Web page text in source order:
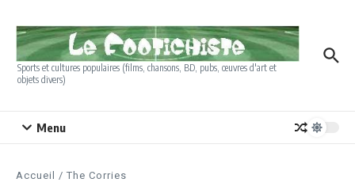
Sports et cultures populaires (films, chansons, BD, pubs, œuvres d'art et
objets divers)
Menu
Accueil / The Corries